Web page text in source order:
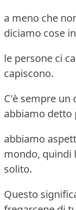
a meno che
diciamo cose
le persone ci
capiscono.
C'è sempre un
abbiamo detto
abbiamo
mondo, quindi
solito.
Questo